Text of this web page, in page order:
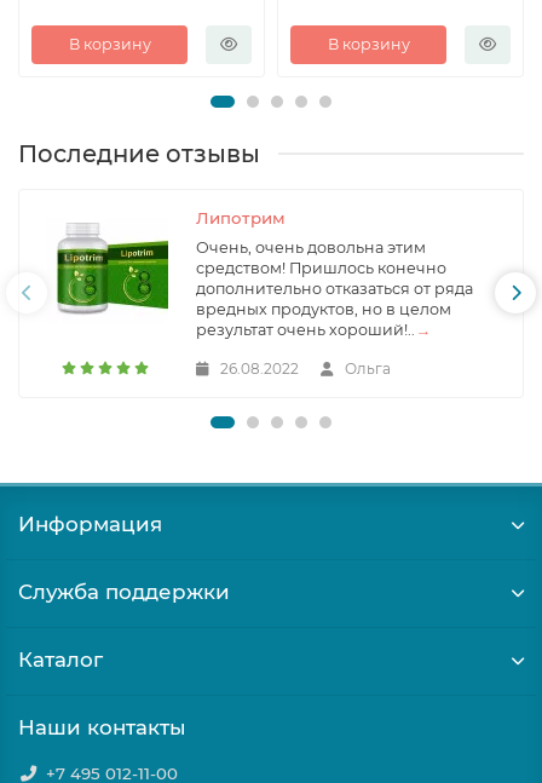
В корзину В корзину
Последние отзывы
Липотрим
Очень, очень довольна этим
средством! Пришлось конечно
дополнительно отказаться от ряда
вредных продуктов, но в целом
результат очень хороший!.. →
26.08.2022 Ольга
Информация
Служба поддержки
Каталог
Наши контакты
+7 495 012-11-00